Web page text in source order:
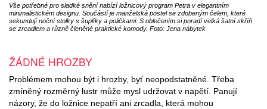
Vše potřebné pro sladké snění nabízí ložnicový program Petra v elegantním
minimalistickém designu. Součástí je manželská postel se zdobeným čelem, které
sekundují noční stolky s šuplíky a poličkami. S oblečením si poradí velká šatní skříň
se zrcadlem a různě členěné praktické komody. Foto: Jena nábytek
ŽÁDNÉ HROZBY
Problémem mohou být i hrozby, byť neopodstatněné. Třeba
zmíněný rozměrný lustr může mysl udržovat v napětí. Panují
názory, že do ložnice nepatří ani zrcadla, která mohou